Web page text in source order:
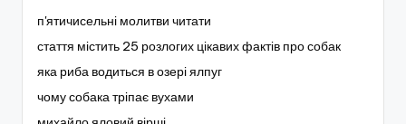
п'ятичисельні молитви читати
стаття містить 25 розлогих цікавих фактів про собак
яка риба водиться в озері ялпуг
чому собака тріпає вухами